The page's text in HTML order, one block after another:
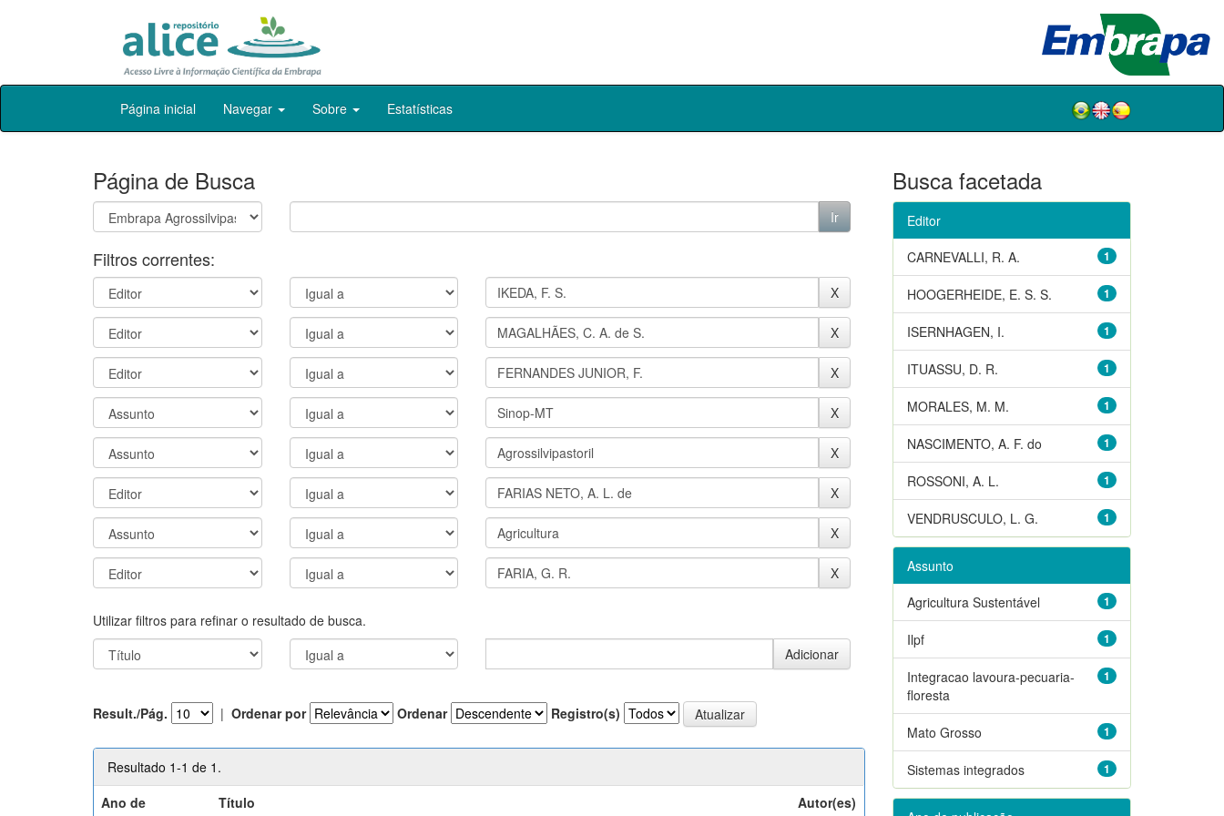
Skip
Página inicial Navegar Sobre Estatísticas
Página de Busca
Filtros correntes:
Utilizar filtros para refinar o resultado de busca.
Result./Pág. | Ordenar por Ordenar Registro(s)
Resultado 1-1 de 1.
Ano de
Título Autor(es)
Busca facetada
Editor
1
CARNEVALLI, R. A.
1
HOOGERHEIDE, E. S. S.
1
ISERNHAGEN, I.
1
ITUASSU, D. R.
1
MORALES, M. M.
1
NASCIMENTO, A. F. do
1
ROSSONI, A. L.
1
VENDRUSCULO, L. G.
Assunto
1
Agricultura Sustentável
1
Ilpf
1
Integracao lavoura-pecuaria-
floresta
1
Mato Grosso
1
Sistemas integrados